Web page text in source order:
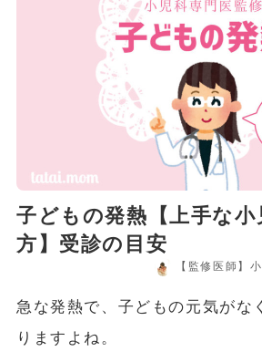
子どもの発熱【上手な小
方】受診の目安
【監修医師】
急な発熱で、子どもの元気がな
りますよね。